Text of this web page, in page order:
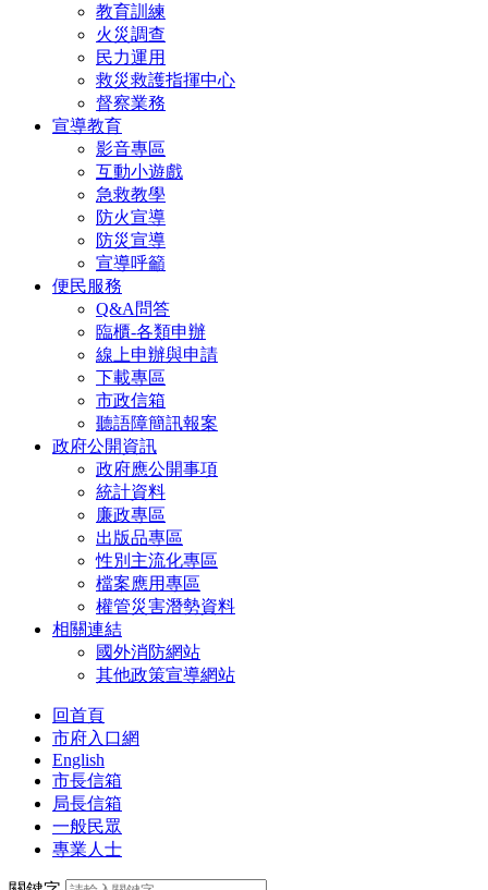
教育訓練
火災調查
民力運用
救災救護指揮中心
督察業務
宣導教育
影音專區
互動小遊戲
急救教學
防火宣導
防災宣導
宣導呼籲
便民服務
Q&A問答
臨櫃-各類申辦
線上申辦與申請
下載專區
市政信箱
聽語障簡訊報案
政府公開資訊
政府應公開事項
統計資料
廉政專區
出版品專區
性別主流化專區
檔案應用專區
權管災害潛勢資料
相關連結
國外消防網站
其他政策宣導網站
回首頁
市府入口網
English
市長信箱
局長信箱
一般民眾
專業人士